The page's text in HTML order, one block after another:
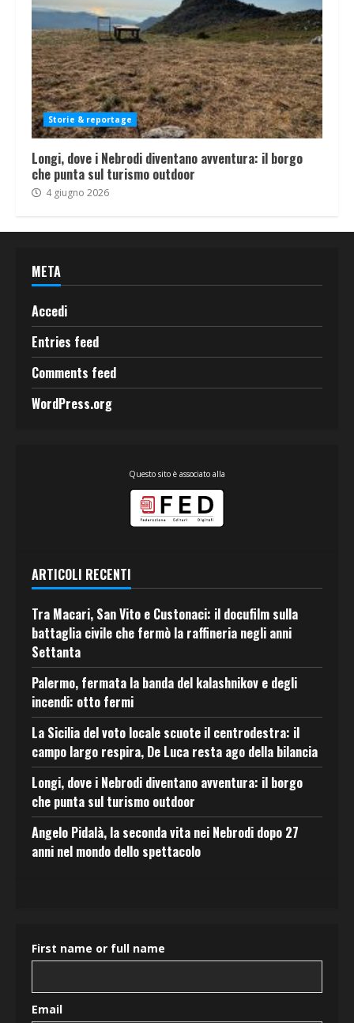
Storie & reportage
Longi, dove i Nebrodi diventano avventura: il borgo
che punta sul turismo outdoor
4 giugno 2026
META
Accedi
Entries feed
Comments feed
WordPress.org
Questo sito è associato alla
ARTICOLI RECENTI
Tra Macari, San Vito e Custonaci: il docufilm sulla
battaglia civile che fermò la raffineria negli anni
Settanta
Palermo, fermata la banda del kalashnikov e degli
incendi: otto fermi
La Sicilia del voto locale scuote il centrodestra: il
campo largo respira, De Luca resta ago della bilancia
Longi, dove i Nebrodi diventano avventura: il borgo
che punta sul turismo outdoor
Angelo Pidalà, la seconda vita nei Nebrodi dopo 27
anni nel mondo dello spettacolo
First name or full name
Email